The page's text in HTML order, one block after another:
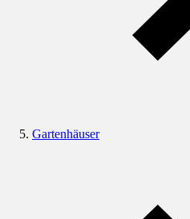
Gartenhäuser